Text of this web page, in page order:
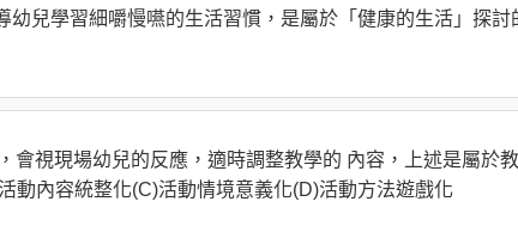
兒學習細嚼慢嚥的生活習慣，是屬於「健康的生活」探討
會視現場幼兒的反應，適時調整教學的 內容，上述是屬於
動內容統整化(C)活動情境意義化(D)活動方法遊戲化